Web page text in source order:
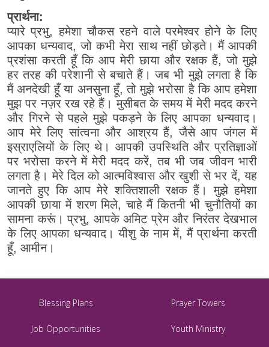
प्रार्थना:
प्यारे प्रभु, हमेशा चौकस रहने वाले परमेश्वर होने के लिए
आपका धन्यवाद, जो कभी मेरा साथ नहीं छोड़ते। मैं आपकी
प्रशंसा करती हूँ कि आप मेरी छाया और रक्षक हैं, जो मुझे
हर तरह की परेशानी से बचाते हैं। जब भी मुझे लगता है कि
मैं अनदेखी हूँ या अनसुना हूँ, तो मुझे भरोसा है कि आप हमेशा
मुझ पर नज़र रख रहे हैं। मुसीबत के समय में मेरी मदद करने
और गिरने से पहले मुझे पकड़ने के लिए आपका धन्यवाद।
आप मेरे लिए सांत्वना और आश्रय हैं, जैसे आप जंगल में
इस्राएलियों के लिए थे। आपकी उपस्थिति और प्रतिज्ञाओं
पर भरोसा करने में मेरी मदद करें, तब भी जब जीवन भारी
लगता है। मेरे दिल को आत्मविश्वास और खुशी से भर दें, यह
जानते हुए कि आप मेरे शक्तिशाली रक्षक हैं। मुझे हमेशा
आपकी छाया में शरण मिले, चाहे मैं कितनी भी चुनौतियों का
सामना करूं। प्रभु, आपके अमिट प्रेम और निरंतर देखभाल
के लिए आपका धन्यवाद। यीशु के नाम में, मैं प्रार्थना करती
हूँ, आमीन।
Blessing Plans Prayer Towers
Job Opportunities Youth Ministry